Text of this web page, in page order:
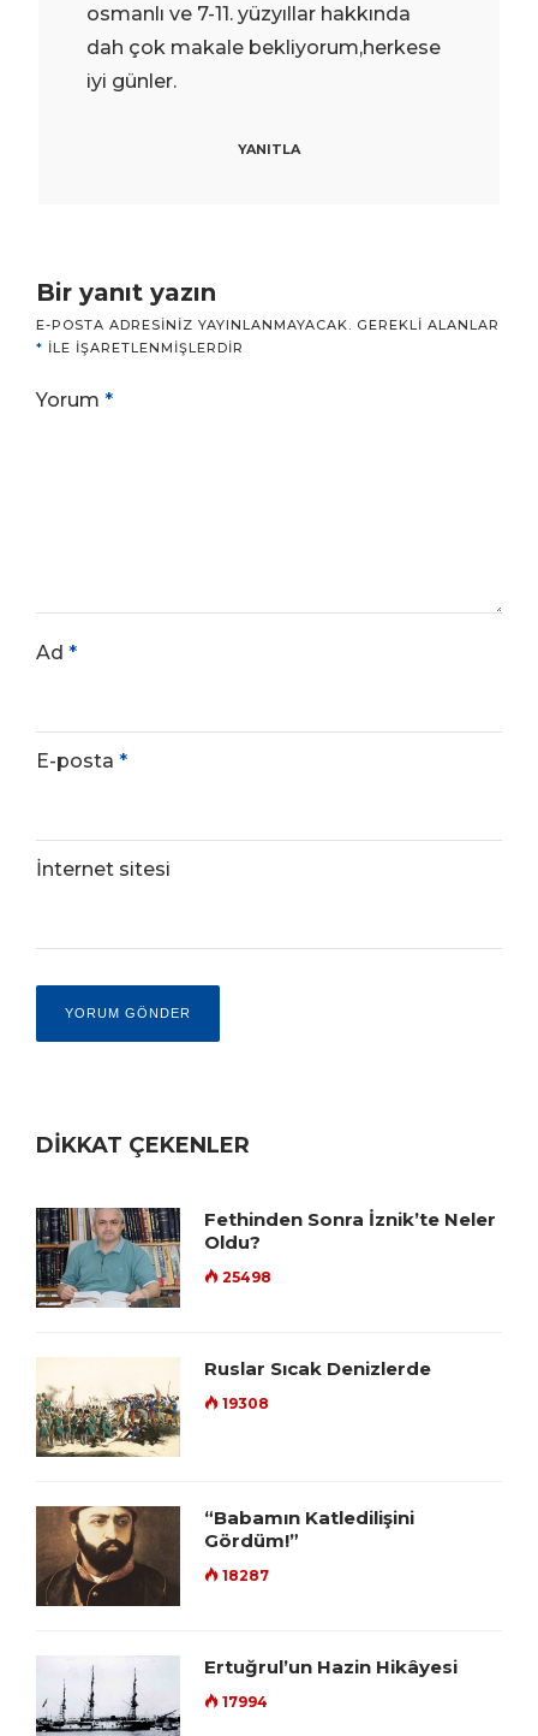
osmanlı ve 7-11. yüzyıllar hakkında
dah çok makale bekliyorum,herkese
iyi günler.
YANITLA
Bir yanıt yazın
E-POSTA ADRESINIZ YAYINLANMAYACAK.
GEREKLI ALANLAR
* ILE IŞARETLENMIŞLERDIR
Yorum *
Ad *
E-posta *
İnternet sitesi
DİKKAT ÇEKENLER
Fethinden Sonra İznik’te Neler
Oldu?
25498
Ruslar Sıcak Denizlerde
19308
“Babamın Katledilişini
Gördüm!”
18287
Ertuğrul’un Hazin Hikâyesi
17994